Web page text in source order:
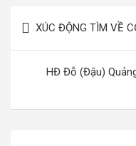
Điều
hướng
XÚC ĐỘNG TÌM VỀ
HĐ Đỗ (Đậu)